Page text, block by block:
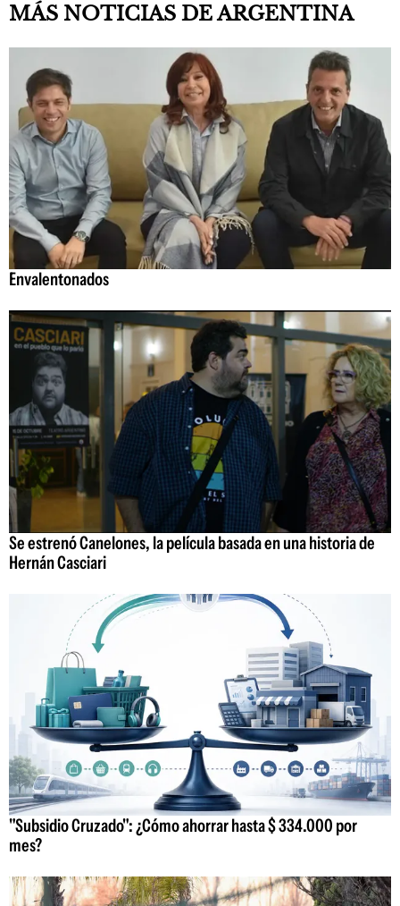
MÁS NOTICIAS DE ARGENTINA
Envalentonados
Se estrenó Canelones, la película basada en una historia de
Hernán Casciari
"Subsidio Cruzado": ¿Cómo ahorrar hasta $ 334.000 por
mes?